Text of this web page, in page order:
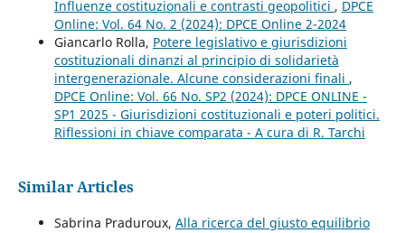
Influenze costituzionali e contrasti geopolitici , DPCE
Online: Vol. 64 No. 2 (2024): DPCE Online 2-2024
Giancarlo Rolla, Potere legislativo e giurisdizioni
costituzionali dinanzi al principio di solidarietà
intergenerazionale. Alcune considerazioni finali ,
DPCE Online: Vol. 66 No. SP2 (2024): DPCE ONLINE -
SP1 2025 - Giurisdizioni costituzionali e poteri politici.
Riflessioni in chiave comparata - A cura di R. Tarchi
Similar Articles
Sabrina Praduroux, Alla ricerca del giusto equilibrio